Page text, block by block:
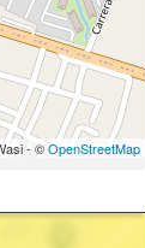
- ©OpenStreetMap